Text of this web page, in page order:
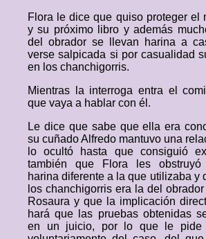
Flora le dice que quiso proteger el
y su próximo libro y además
del obrador se llevan harina a
verse salpicada si por casualidad
en los chanchigorris.
Mientras la interroga entra el
que vaya a hablar con él.
Le dice que sabe que ella era
su cuñado Alfredo mantuvo una
lo ocultó hasta que consiguió
también que Flora les obstruyó
harina diferente a la que utilizaba y
los chanchigorris era la del
Rosaura y que la implicación
hará que las pruebas obtenidas
en un juicio, por lo que le pide